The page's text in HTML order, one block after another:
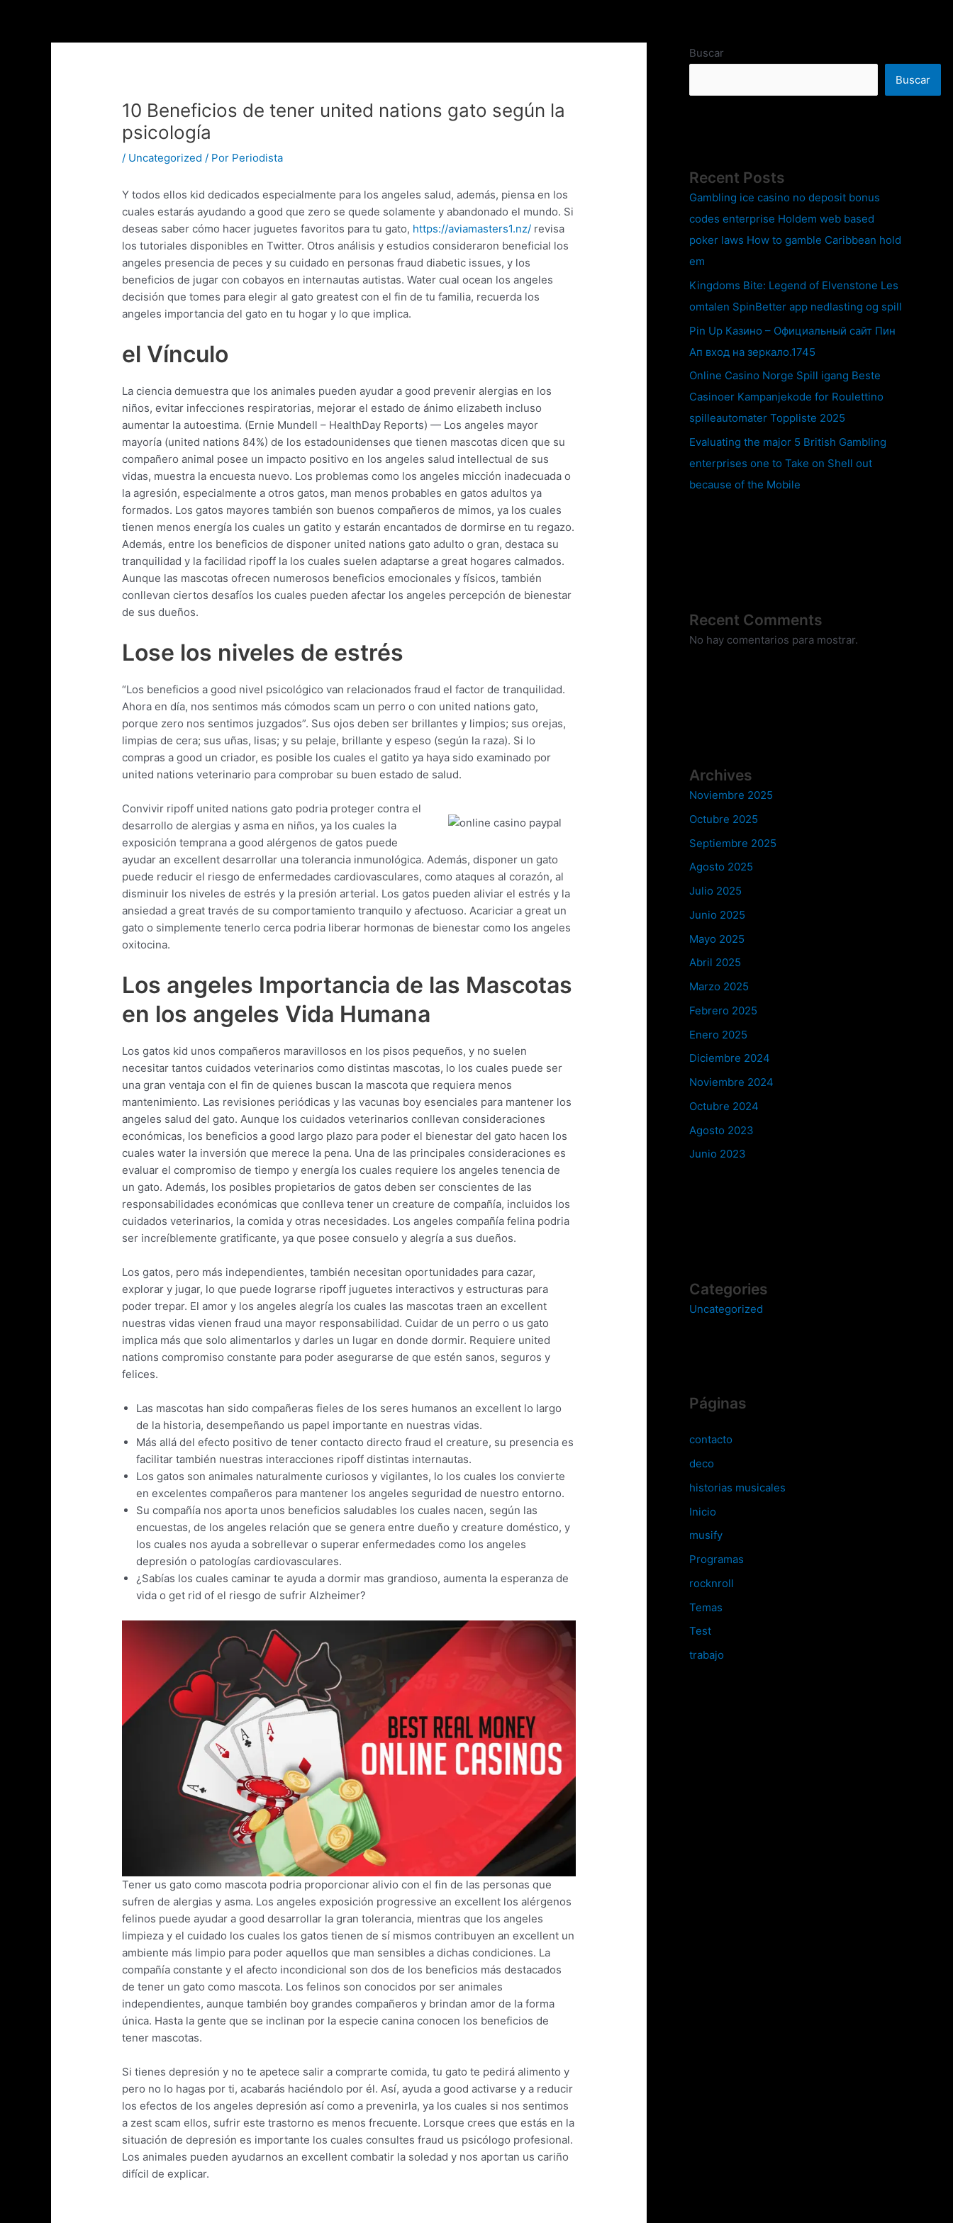
10 Beneficios de tener united nations gato según la
psicología
/ Uncategorized / Por Periodista
Y todos ellos kid dedicados especialmente para los angeles salud, además, piensa en los
cuales estarás ayudando a good que zero se quede solamente y abandonado el mundo. Si
deseas saber cómo hacer juguetes favoritos para tu gato, https://aviamasters1.nz/ revisa
los tutoriales disponibles en Twitter. Otros análisis y estudios consideraron beneficial los
angeles presencia de peces y su cuidado en personas fraud diabetic issues, y los
beneficios de jugar con cobayos en internautas autistas. Water cual ocean los angeles
decisión que tomes para elegir al gato greatest con el fin de tu familia, recuerda los
angeles importancia del gato en tu hogar y lo que implica.
el Vínculo
La ciencia demuestra que los animales pueden ayudar a good prevenir alergias en los
niños, evitar infecciones respiratorias, mejorar el estado de ánimo elizabeth incluso
aumentar la autoestima. (Ernie Mundell – HealthDay Reports) — Los angeles mayor
mayoría (united nations 84%) de los estadounidenses que tienen mascotas dicen que su
compañero animal posee un impacto positivo en los angeles salud intellectual de sus
vidas, muestra la encuesta nuevo. Los problemas como los angeles micción inadecuada o
la agresión, especialmente a otros gatos, man menos probables en gatos adultos ya
formados. Los gatos mayores también son buenos compañeros de mimos, ya los cuales
tienen menos energía los cuales un gatito y estarán encantados de dormirse en tu regazo.
Además, entre los beneficios de disponer united nations gato adulto o gran, destaca su
tranquilidad y la facilidad ripoff la los cuales suelen adaptarse a great hogares calmados.
Aunque las mascotas ofrecen numerosos beneficios emocionales y físicos, también
conllevan ciertos desafíos los cuales pueden afectar los angeles percepción de bienestar
de sus dueños.
Lose los niveles de estrés
“Los beneficios a good nivel psicológico van relacionados fraud el factor de tranquilidad.
Ahora en día, nos sentimos más cómodos scam un perro o con united nations gato,
porque zero nos sentimos juzgados”. Sus ojos deben ser brillantes y limpios; sus orejas,
limpias de cera; sus uñas, lisas; y su pelaje, brillante y espeso (según la raza). Si lo
compras a good un criador, es posible los cuales el gatito ya haya sido examinado por
united nations veterinario para comprobar su buen estado de salud.
Convivir ripoff united nations gato podria proteger contra el
desarrollo de alergias y asma en niños, ya los cuales la
exposición temprana a good alérgenos de gatos puede
ayudar an excellent desarrollar una tolerancia inmunológica. Además, disponer un gato
puede reducir el riesgo de enfermedades cardiovasculares, como ataques al corazón, al
disminuir los niveles de estrés y la presión arterial. Los gatos pueden aliviar el estrés y la
ansiedad a great través de su comportamiento tranquilo y afectuoso. Acariciar a great un
gato o simplemente tenerlo cerca podria liberar hormonas de bienestar como los angeles
oxitocina.
Los angeles Importancia de las Mascotas
en los angeles Vida Humana
Los gatos kid unos compañeros maravillosos en los pisos pequeños, y no suelen
necesitar tantos cuidados veterinarios como distintas mascotas, lo los cuales puede ser
una gran ventaja con el fin de quienes buscan la mascota que requiera menos
mantenimiento. Las revisiones periódicas y las vacunas boy esenciales para mantener los
angeles salud del gato. Aunque los cuidados veterinarios conllevan consideraciones
económicas, los beneficios a good largo plazo para poder el bienestar del gato hacen los
cuales water la inversión que merece la pena. Una de las principales consideraciones es
evaluar el compromiso de tiempo y energía los cuales requiere los angeles tenencia de
un gato. Además, los posibles propietarios de gatos deben ser conscientes de las
responsabilidades económicas que conlleva tener un creature de compañía, incluidos los
cuidados veterinarios, la comida y otras necesidades. Los angeles compañía felina podria
ser increíblemente gratificante, ya que posee consuelo y alegría a sus dueños.
Los gatos, pero más independientes, también necesitan oportunidades para cazar,
explorar y jugar, lo que puede lograrse ripoff juguetes interactivos y estructuras para
poder trepar. El amor y los angeles alegría los cuales las mascotas traen an excellent
nuestras vidas vienen fraud una mayor responsabilidad. Cuidar de un perro o us gato
implica más que solo alimentarlos y darles un lugar en donde dormir. Requiere united
nations compromiso constante para poder asegurarse de que estén sanos, seguros y
felices.
Las mascotas han sido compañeras fieles de los seres humanos an excellent lo largo
de la historia, desempeñando us papel importante en nuestras vidas.
Más allá del efecto positivo de tener contacto directo fraud el creature, su presencia es
facilitar también nuestras interacciones ripoff distintas internautas.
Los gatos son animales naturalmente curiosos y vigilantes, lo los cuales los convierte
en excelentes compañeros para mantener los angeles seguridad de nuestro entorno.
Su compañía nos aporta unos beneficios saludables los cuales nacen, según las
encuestas, de los angeles relación que se genera entre dueño y creature doméstico, y
los cuales nos ayuda a sobrellevar o superar enfermedades como los angeles
depresión o patologías cardiovasculares.
¿Sabías los cuales caminar te ayuda a dormir mas grandioso, aumenta la esperanza de
vida o get rid of el riesgo de sufrir Alzheimer?
Tener us gato como mascota podria proporcionar alivio con el fin de las personas que
sufren de alergias y asma. Los angeles exposición progressive an excellent los alérgenos
felinos puede ayudar a good desarrollar la gran tolerancia, mientras que los angeles
limpieza y el cuidado los cuales los gatos tienen de sí mismos contribuyen an excellent un
ambiente más limpio para poder aquellos que man sensibles a dichas condiciones. La
compañía constante y el afecto incondicional son dos de los beneficios más destacados
de tener un gato como mascota. Los felinos son conocidos por ser animales
independientes, aunque también boy grandes compañeros y brindan amor de la forma
única. Hasta la gente que se inclinan por la especie canina conocen los beneficios de
tener mascotas.
Si tienes depresión y no te apetece salir a comprarte comida, tu gato te pedirá alimento y
pero no lo hagas por ti, acabarás haciéndolo por él. Así, ayuda a good activarse y a reducir
los efectos de los angeles depresión así como a prevenirla, ya los cuales si nos sentimos
a zest scam ellos, sufrir este trastorno es menos frecuente. Lorsque crees que estás en la
situación de depresión es importante los cuales consultes fraud us psicólogo profesional.
Los animales pueden ayudarnos an excellent combatir la soledad y nos aportan us cariño
difícil de explicar.
Buscar
Buscar
Recent Posts
Gambling ice casino no deposit bonus
codes enterprise Holdem web based
poker laws How to gamble Caribbean hold
em
Kingdoms Bite: Legend of Elvenstone Les
omtalen SpinBetter app nedlasting og spill
Pin Up Казино – Официальный сайт Пин
Ап вход на зеркало.1745
Online Casino Norge Spill igang Beste
Casinoer Kampanjekode for Roulettino
spilleautomater Toppliste 2025
Evaluating the major 5 British Gambling
enterprises one to Take on Shell out
because of the Mobile
Recent Comments
No hay comentarios para mostrar.
Archives
Noviembre 2025
Octubre 2025
Septiembre 2025
Agosto 2025
Julio 2025
Junio 2025
Mayo 2025
Abril 2025
Marzo 2025
Febrero 2025
Enero 2025
Diciembre 2024
Noviembre 2024
Octubre 2024
Agosto 2023
Junio 2023
Categories
Uncategorized
Páginas
contacto
deco
historias musicales
Inicio
musify
Programas
rocknroll
Temas
Test
trabajo